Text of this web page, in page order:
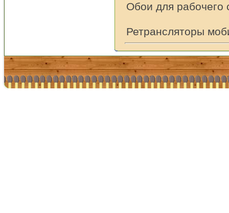
Обои для рабочего
Ретрансляторы